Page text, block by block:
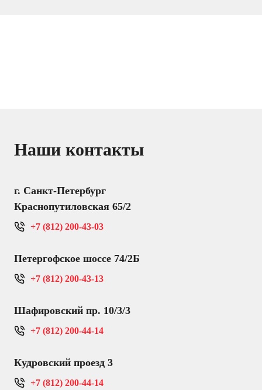
Наши контакты
г. Санкт-Петербург
Краснопутиловская 65/2
+7 (812) 200-43-03
Петергофское шоссе 74/2Б
+7 (812) 200-43-13
Шафировский пр. 10/3/3
+7 (812) 200-44-14
Кудровский проезд 3
+7 (812) 200-44-14